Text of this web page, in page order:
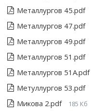
Металлургов 45.pdf
Металлургов 47.pdf
Металлургов 49.pdf
Металлургов 51.pdf
Металлургов 51А.pdf
Метуллургов 53.pdf
Микова 2.pdf 185 Кб